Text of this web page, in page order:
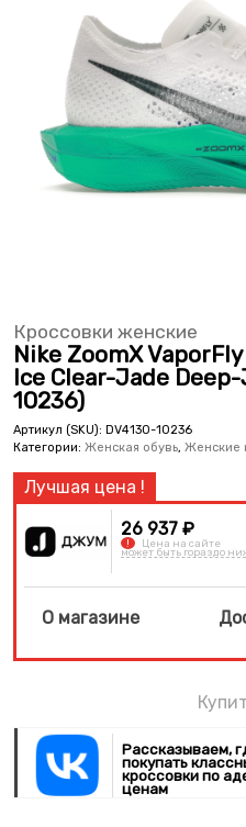
Кроссовки женские
Nike ZoomX
Ice Clear-Jade
10236)
Артикул (SKU): DV4130-10236
Категории: Женская обувь, Женские
26 937 ₽
! Цена на сайте
может быть гораздо
О магазине
Рассказываем,
покупать
кроссовки по
ценам